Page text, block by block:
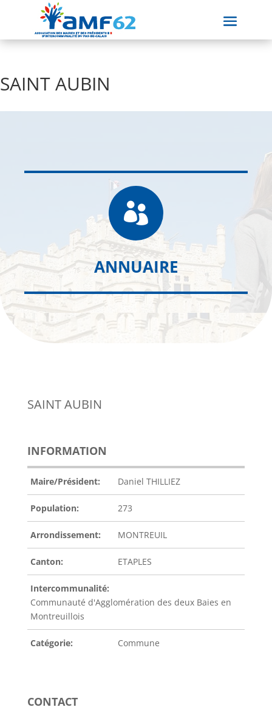
SAINT AUBIN

ANNUAIRE
SAINT AUBIN
INFORMATION
Maire/Président: Daniel THILLIEZ
Population: 273
Arrondissement: MONTREUIL
Canton: ETAPLES
Intercommunalité:
Communauté d'Agglomération des deux Baies en
Montreuillois
Catégorie: Commune
CONTACT